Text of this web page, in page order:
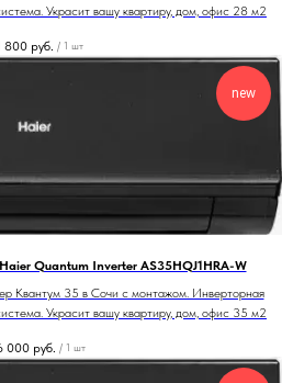
Украсит вашу квартиру, дом, офис 28 м2
800 руб. / 1 шт
new
Quantum Inverter AS35HQJ1HRA-W
Квантум 35 в Сочи с монтажом. Инверторная
Украсит вашу квартиру, дом, офис 35 м2
000 руб. / 1 шт